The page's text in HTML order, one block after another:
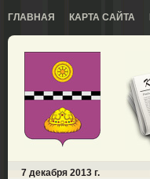
ГЛАВНАЯ КАРТА САЙТА
7 декабря 2013 г.